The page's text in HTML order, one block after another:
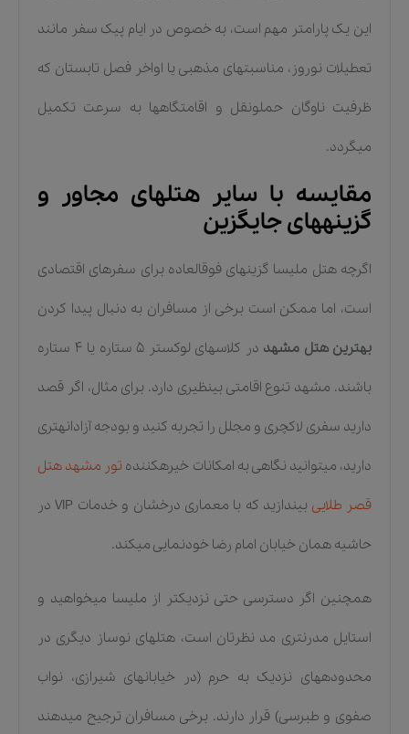
این یک پارامتر مهم است، به خصوص در ایام پیک سفر مانند
تعطیلات نوروز، مناسبتهای مذهبی یا اواخر فصل تابستان که
ظرفیت ناوگان حملونقل و اقامتگاهها به سرعت تکمیل
میگردد.
مقایسه با سایر هتلهای مجاور و
گزینههای جایگزین
اگرچه هتل ملیسا گزینهای فوقالعاده برای سفرهای اقتصادی
است، اما ممکن است برخی از مسافران به دنبال پیدا کردن
بهترین هتل مشهد در کلاسهای لوکستر ۵ ستاره یا ۴ ستاره
باشند. مشهد تنوع اقامتی بینظیری دارد. برای مثال، اگر قصد
دارید سفری لاکچری و مجلل را تجربه کنید و بودجه آزادانهتری
دارید، میتوانید نگاهی به امکانات خیرهکننده تور مشهد هتل
قصر طلایی بیندازید که با معماری درخشان و خدمات VIP در
حاشیه همان خیابان امام رضا خودنمایی میکند.
همچنین اگر دسترسی حتی نزدیکتر از ملیسا میخواهید و
استایل مدرنتری مد نظرتان است، هتلهای نوساز دیگری در
محدودههای نزدیک به حرم (در خیابانهای شیرازی، نواب
صفوی و طبرسی) قرار دارند. برخی مسافران ترجیح میدهند